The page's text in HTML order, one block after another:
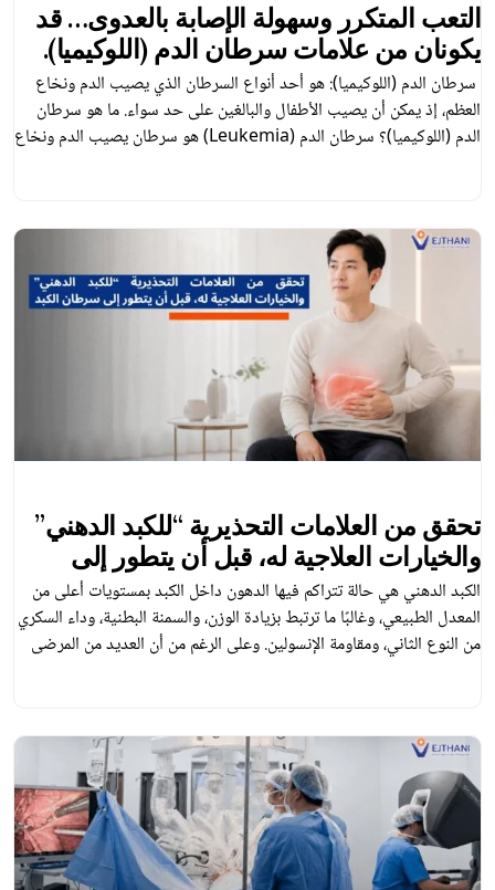
التعب المتكرر وسهولة الإصابة بالعدوى… قد
يكونان من علامات سرطان الدم (اللوكيميا).
سرطان الدم (اللوكيميا): هو أحد أنواع السرطان الذي يصيب الدم ونخاع
العظم، إذ يمكن أن يصيب الأطفال والبالغين على حد سواء. ما هو سرطان
الدم (اللوكيميا)؟ سرطان الدم (Leukemia) هو سرطان يصيب الدم ونخاع
تحقق من العلامات التحذيرية “للكبد الدهني”
والخيارات العلاجية له، قبل أن يتطور إلى
سرطان الكبد
الكبد الدهني هي حالة تتراكم فيها الدهون داخل الكبد بمستويات أعلى من
المعدل الطبيعي، وغالبًا ما ترتبط بزيادة الوزن، والسمنة البطنية، وداء السكري
من النوع الثاني، ومقاومة الإنسولين. وعلى الرغم من أن العديد من المرضى